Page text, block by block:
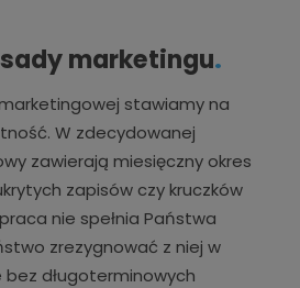
marketingu.
stawiamy na
W zdecydowanej
zawierają miesięczny okres
zapisów czy kruczków
nie spełnia Państwa
zrezygnować z niej w
długoterminowych